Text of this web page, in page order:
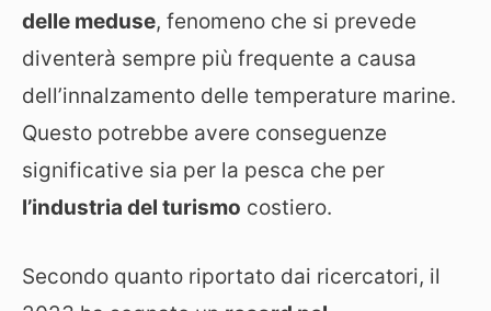
delle meduse, fenomeno che si prevede
diventerà sempre più frequente a causa
dell’innalzamento delle temperature marine.
Questo potrebbe avere conseguenze
significative sia per la pesca che per
l’industria del turismo costiero.
Secondo quanto riportato dai ricercatori, il